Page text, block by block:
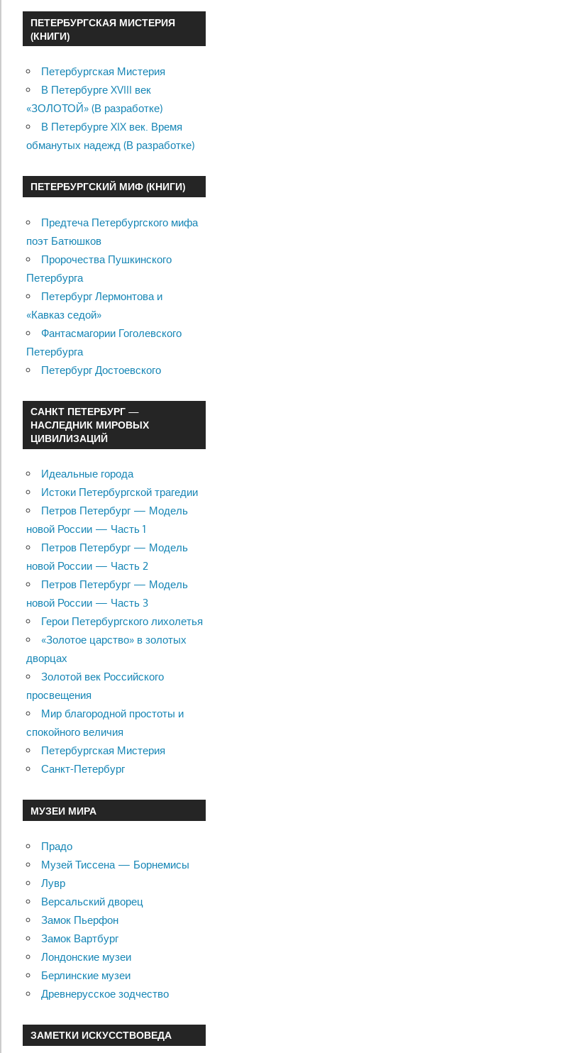
ПЕТЕРБУРГСКАЯ МИСТЕРИЯ
(КНИГИ)
Петербургская Мистерия
В Петербурге XVIII век
«ЗОЛОТОЙ» (В разработке)
В Петербурге XIX век. Время
обманутых надежд (В разработке)
ПЕТЕРБУРГСКИЙ МИФ (КНИГИ)
Предтеча Петербургского мифа
поэт Батюшков
Пророчества Пушкинского
Петербурга
Петербург Лермонтова и
«Кавказ седой»
Фантасмагории Гоголевского
Петербурга
Петербург Достоевского
САНКТ ПЕТЕРБУРГ —
НАСЛЕДНИК МИРОВЫХ
ЦИВИЛИЗАЦИЙ
Идеальные города
Истоки Петербургской трагедии
Петров Петербург — Модель
новой России — Часть 1
Петров Петербург — Модель
новой России — Часть 2
Петров Петербург — Модель
новой России — Часть 3
Герои Петербургского лихолетья
«Золотое царство» в золотых
дворцах
Золотой век Российского
просвещения
Мир благородной простоты и
спокойного величия
Петербургская Мистерия
Санкт-Петербург
МУЗЕИ МИРА
Прадо
Музей Тиссена — Борнемисы
Лувр
Версальский дворец
Замок Пьерфон
Замок Вартбург
Лондонские музеи
Берлинские музеи
Древнерусское зодчество
ЗАМЕТКИ ИСКУССТВОВЕДА